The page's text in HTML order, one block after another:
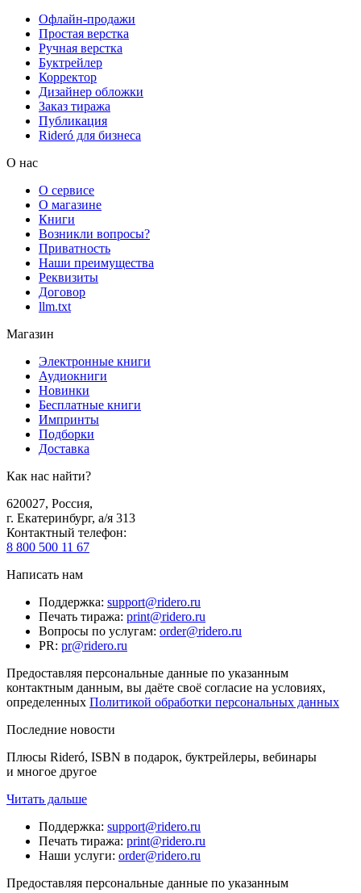
Офлайн-продажи
Простая верстка
Ручная верстка
Буктрейлер
Корректор
Дизайнер обложки
Заказ тиража
Публикация
Rideró для бизнеса
О нас
О сервисе
О магазине
Книги
Возникли вопросы?
Приватность
Наши преимущества
Реквизиты
Договор
llm.txt
Магазин
Электронные книги
Аудиокниги
Новинки
Бесплатные книги
Импринты
Подборки
Доставка
Как нас найти?
620027, Россия,
г. Екатеринбург, а/я 313
Контактный телефон:
8 800 500 11 67
Написать нам
Поддержка: support@ridero.ru
Печать тиража: print@ridero.ru
Вопросы по услугам: order@ridero.ru
PR: pr@ridero.ru
Предоставляя персональные данные по указанным
контактным данным, вы даёте своё согласие на условиях,
определенных Политикой обработки персональных данных
Последние новости
Плюсы Rideró, ISBN в подарок, буктрейлеры, вебинары
и многое другое
Читать дальше
Поддержка: support@ridero.ru
Печать тиража: print@ridero.ru
Наши услуги: order@ridero.ru
Предоставляя персональные данные по указанным